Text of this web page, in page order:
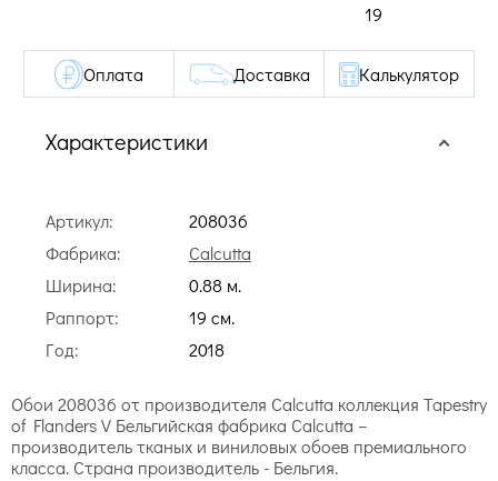
19
Характеристики
Артикул:
208036
Фабрика:
Calcutta
Ширина:
0.88 м.
Раппорт:
19 cм.
Год:
2018
Оплата Доставка Калькулятор
Обои 208036 от производителя Calcutta коллекция Tapestry
of Flanders V Бельгийская фабрика Calcutta –
производитель тканых и виниловых обоев премиального
класса. Страна производитель - Бельгия.